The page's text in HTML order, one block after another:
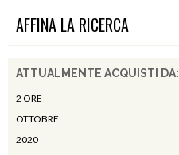
AFFINA LA RICERCA
ATTUALMENTE ACQUISTI DA:
2 ORE
OTTOBRE
2020